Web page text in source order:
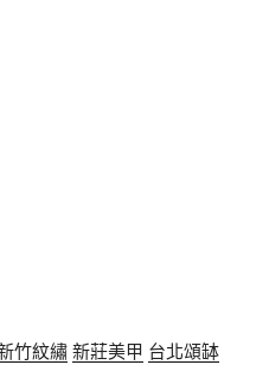
竹紋繡新莊美甲 台北頌缽